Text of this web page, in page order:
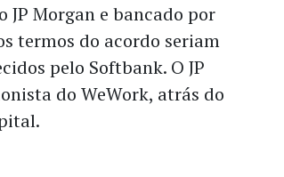
Morgan e bancado por
termos do acordo seriam
pelo Softbank. O JP
do WeWork, atrás do